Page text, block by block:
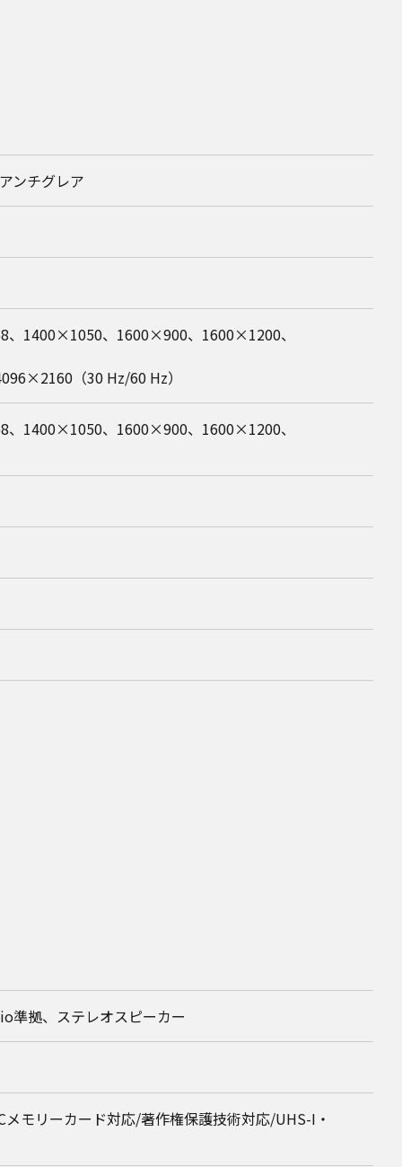
ンチグレア
1400×1050、1600×900、1600×1200、
（30 Hz/60 Hz）
1400×1050、1600×900、1600×1200、
準拠、ステレオスピーカー
モリーカード対応/著作権保護技術対応/UHS-I・